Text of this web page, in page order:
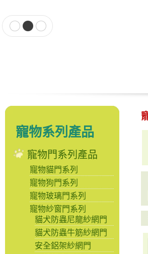
寵物系列產品
寵物門系列產品
寵物貓門系列
寵物狗門系列
寵物玻璃門系列
寵物紗窗門系列
貓犬防蟲尼龍紗網門
貓犬防蟲牛筋紗網門
安全鋁架紗網門